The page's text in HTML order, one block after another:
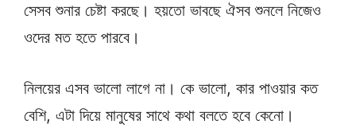
সেসব শুনার চেষ্টা করছে। হয়তো ভাবছে ঐসব শুনলে নিজেও
ওদের মত হতে পারবে।
নিলয়ের এসব ভালো লাগে না। কে ভালো, কার পাওয়ার কত
বেশি, এটা দিয়ে মানুষের সাথে কথা বলতে হবে কেনো।